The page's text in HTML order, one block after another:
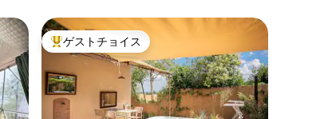
大好評のゲストチョイスです。
ゲストチョイス